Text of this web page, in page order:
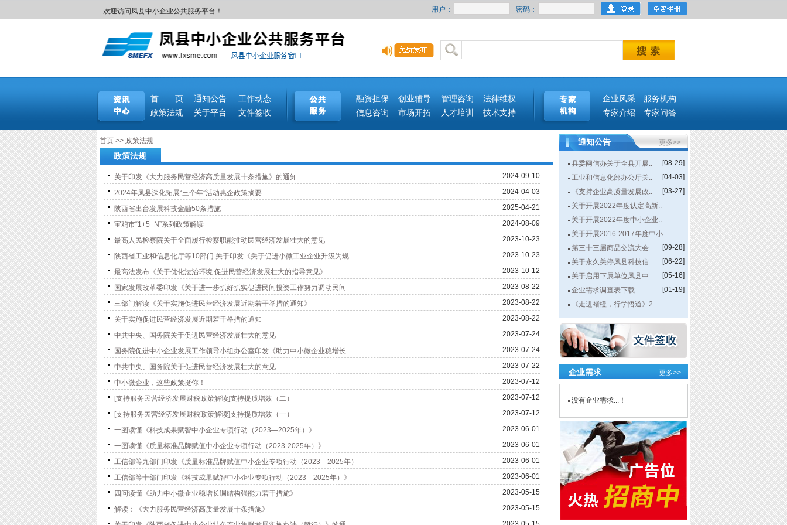
欢迎访问凤县中小企业公共服务平台！ 用户： 密码：
首 页 通知公告 工作动态 融资担保 创业辅导 管理咨询 法律维权 企业风采
服务机构
政策法规
关于平台 文件签收 信息咨询 市场开拓 人才培训 技术支持 专家介绍 专家问答
通知公告 更多>>
县委网信办关于全县开展..
[08-29]
工业和信息化部办公厅关..
[04-03]
《支持企业高质量发展政..
[03-27]
关于开展2022年度认定高新..
关于开展2022年度中小企业..
[03-14]
关于开展2016-2017年度中小..
[11-01]
第三十三届商品交流大会..
[09-28]
关于永久关停凤县科技信..
[06-22]
关于启用下属单位凤县中..
[05-16]
企业需求调查表下载
[01-19]
《走进褚橙，行学悟道》2..
[10-09]
企业需求 更多>>
没有企业需求...！
首页>> 政策法规
政策法规
关于印发《大力服务民营经济高质量发展十条措施》的通知 2024-09-10
2024年凤县深化拓展“三个年”活动惠企政策摘要 2024-04-03
陕西省出台发展科技金融50条措施 2025-04-21
宝鸡市“1+5+N”系列政策解读 2024-08-09
最高人民检察院关于全面履行检察职能推动民营经济发展壮大的意见 2023-10-23
陕西省工业和信息化厅等10部门 关于印发《关于促进小微工业企业升级为规 2023-10-23
最高法发布《关于优化法治环境 促进民营经济发展壮大的指导意见》 2023-10-12
国家发展改革委印发《关于进一步抓好抓实促进民间投资工作努力调动民间 2023-08-22
三部门解读《关于实施促进民营经济发展近期若干举措的通知》 2023-08-22
关于实施促进民营经济发展近期若干举措的通知 2023-08-22
中共中央、国务院关于促进民营经济发展壮大的意见 2023-07-24
国务院促进中小企业发展工作领导小组办公室印发《助力中小微企业稳增长 2023-07-24
中共中央、国务院关于促进民营经济发展壮大的意见 2023-07-22
中小微企业，这些政策挺你！ 2023-07-12
[支持服务民营经济发展财税政策解读]支持提质增效（二） 2023-07-12
[支持服务民营经济发展财税政策解读]支持提质增效（一） 2023-07-12
一图读懂《科技成果赋智中小企业专项行动（2023—2025年）》 2023-06-01
一图读懂《质量标准品牌赋值中小企业专项行动（2023-2025年）》 2023-06-01
工信部等九部门印发《质量标准品牌赋值中小企业专项行动（2023—2025年） 2023-06-01
工信部等十部门印发《科技成果赋智中小企业专项行动（2023—2025年）》 2023-06-01
四问读懂《助力中小微企业稳增长调结构强能力若干措施》 2023-05-15
解读：《大力服务民营经济高质量发展十条措施》 2023-05-15